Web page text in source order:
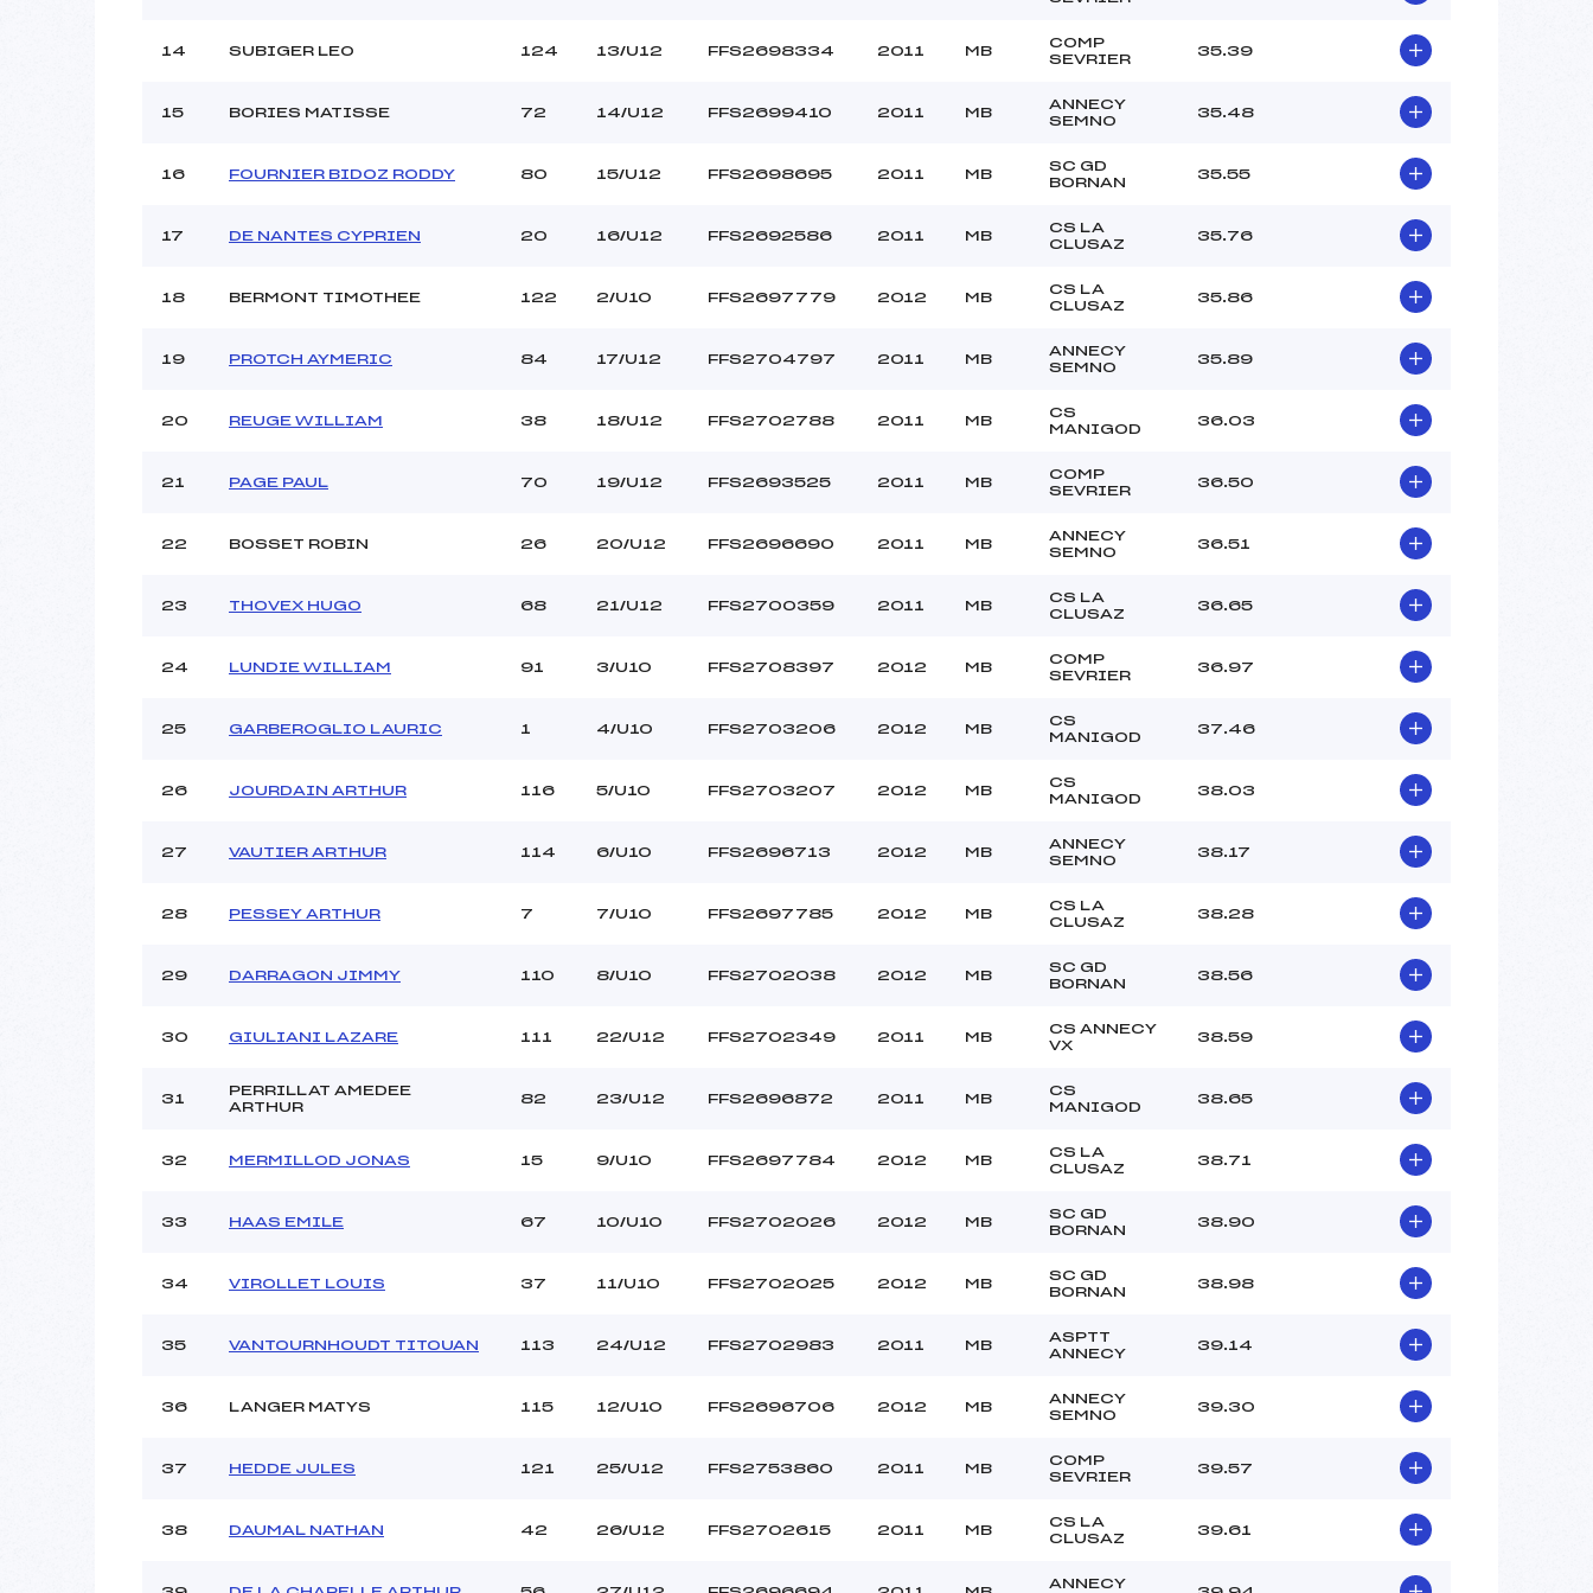
14 SUBIGER LEO 124 13/U12 FFS2698334 2011 MB
COMP
SEVRIER
35.39
15 BORIES MATISSE 72 14/U12 FFS2699410 2011 MB
ANNECY
SEMNO
35.48
16 FOURNIER BIDOZ RODDY 80 15/U12 FFS2698695 2011 MB
SC GD
BORNAN
35.55
17 DE NANTES CYPRIEN 20 16/U12 FFS2692586 2011 MB
CS LA
CLUSAZ
35.76
18 BERMONT TIMOTHEE 122 2/U10 FFS2697779 2012 MB
CS LA
CLUSAZ
35.86
19 PROTCH AYMERIC 84 17/U12 FFS2704797 2011 MB
ANNECY
SEMNO
35.89
20 REUGE WILLIAM 38 18/U12 FFS2702788 2011 MB
CS
MANIGOD
36.03
21 PAGE PAUL 70 19/U12 FFS2693525 2011 MB
COMP
SEVRIER
36.50
22 BOSSET ROBIN 26 20/U12 FFS2696690 2011 MB
ANNECY
SEMNO
36.51
23 THOVEX HUGO 68 21/U12 FFS2700359 2011 MB
CS LA
CLUSAZ
36.65
24 LUNDIE WILLIAM 91 3/U10 FFS2708397 2012 MB
COMP
SEVRIER
36.97
25 GARBEROGLIO LAURIC 1 4/U10 FFS2703206 2012 MB
CS
MANIGOD
37.46
26 JOURDAIN ARTHUR 116 5/U10 FFS2703207 2012 MB
CS
MANIGOD
38.03
27 VAUTIER ARTHUR 114 6/U10 FFS2696713 2012 MB
ANNECY
SEMNO
38.17
28 PESSEY ARTHUR 7 7/U10 FFS2697785 2012 MB
CS LA
CLUSAZ
38.28
29 DARRAGON JIMMY 110 8/U10 FFS2702038 2012 MB
SC GD
BORNAN
38.56
30 GIULIANI LAZARE 111 22/U12 FFS2702349 2011 MB
CS ANNECY
VX
38.59
31
PERRILLAT AMEDEE
ARTHUR
82 23/U12 FFS2696872 2011 MB
CS
MANIGOD
38.65
32 MERMILLOD JONAS 15 9/U10 FFS2697784 2012 MB
CS LA
CLUSAZ
38.71
33 HAAS EMILE 67 10/U10 FFS2702026 2012 MB
SC GD
BORNAN
38.90
34 VIROLLET LOUIS 37 11/U10 FFS2702025 2012 MB
SC GD
BORNAN
38.98
35 VANTOURNHOUDT TITOUAN 113 24/U12 FFS2702983 2011 MB
ASPTT
ANNECY
39.14
36 LANGER MATYS 115 12/U10 FFS2696706 2012 MB
ANNECY
SEMNO
39.30
37 HEDDE JULES 121 25/U12 FFS2753860 2011 MB
COMP
SEVRIER
39.57
38 DAUMAL NATHAN 42 26/U12 FFS2702615 2011 MB
CS LA
CLUSAZ
39.61
ANNECY